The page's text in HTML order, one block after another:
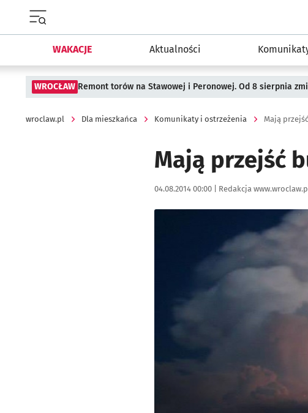
WAKACJE Aktualności
WROCŁAW Remont torów na Stawowej i Peronowej. Od 8 sierpnia
wroclaw.pl Dla mieszkańca Komunikaty i ostrzeżenia Mają
Mają przejść
Data publikacji:
04.08.2014 00:00 | Autor:
Redakcja